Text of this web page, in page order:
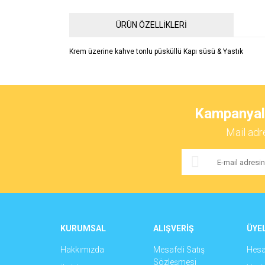
ÜRÜN ÖZELLİKLERİ
Krem üzerine kahve tonlu püsküllü Kapı süsü & Yastık
Ürün resmi kalitesiz, bozuk veya görüntülenemiyor.
Mail
KURUMSAL
Hakkımızda
ALIŞVERİŞ
Mesafeli Satış
Sözleşmesi